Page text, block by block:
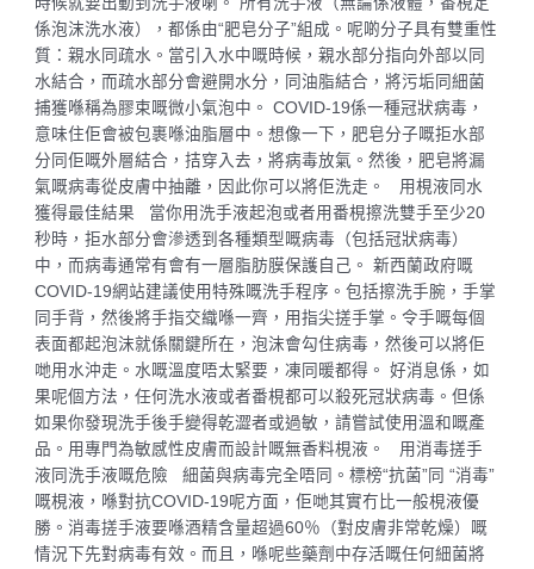
係泡沫洗水液），都係由“肥皂分子”組成。呢啲分子具有雙重性
質：親水同疏水。當引入水中嘅時候，親水部分指向外部以同
水結合，而疏水部分會避開水分，同油脂結合，將污垢同細菌
捕獲喺稱為膠束嘅微小氣泡中。 COVID-19係一種冠狀病毒，
意味住佢會被包裹喺油脂層中。想像一下，肥皂分子嘅拒水部
分同佢嘅外層結合，拮穿入去，將病毒放氣。然後，肥皂將漏
氣嘅病毒從皮膚中抽離，因此你可以將佢洗走。 用梘液同水
獲得最佳結果 當你用洗手液起泡或者用番梘擦洗雙手至少20
秒時，拒水部分會滲透到各種類型嘅病毒（包括冠狀病毒）
中，而病毒通常有會有一層脂肪膜保護自己。 新西蘭政府嘅
COVID-19網站建議使用特殊嘅洗手程序。包括擦洗手腕，手掌
同手背，然後將手指交織喺一齊，用指尖搓手掌。令手嘅每個
表面都起泡沫就係關鍵所在，泡沫會勾住病毒，然後可以將佢
哋用水沖走。水嘅溫度唔太緊要，凍同暖都得。 好消息係，如
果呢個方法，任何洗水液或者番梘都可以殺死冠狀病毒。但係
如果你發現洗手後手變得乾澀者或過敏，請嘗試使用溫和嘅產
品。用專門為敏感性皮膚而設計嘅無香料梘液。 用消毒搓手
液同洗手液嘅危險 細菌與病毒完全唔同。標榜“抗菌”同 “消毒”
嘅梘液，喺對抗COVID-19呢方面，佢哋其實冇比一般梘液優
勝。消毒搓手液要喺酒精含量超過60％（對皮膚非常乾燥）嘅
情況下先對病毒有效。而且，喺呢些藥劑中存活嘅任何細菌將